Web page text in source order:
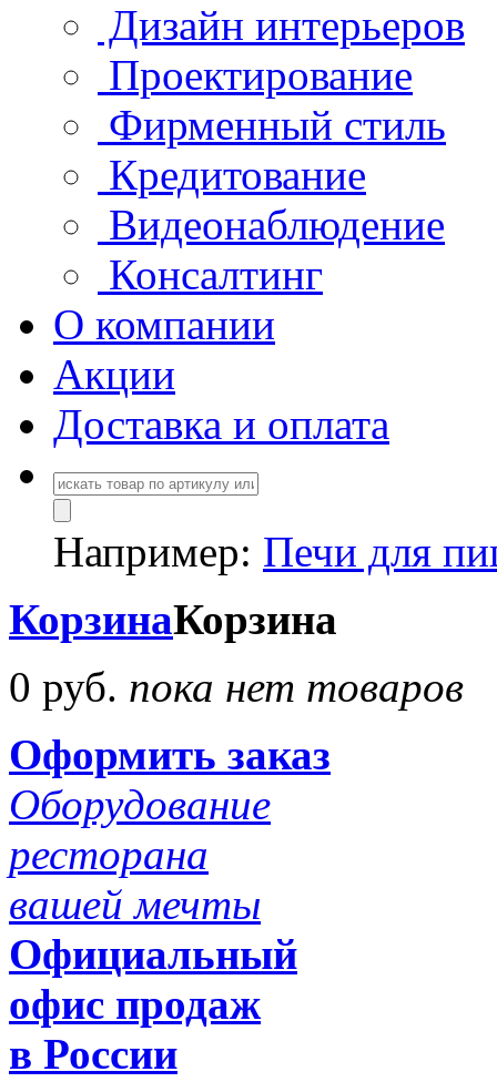
Дизайн интерьеров
Проектирование
Фирменный стиль
Кредитование
Видеонаблюдение
Консалтинг
О компании
Акции
Доставка и оплата
Например: Печи для
КорзинаКорзина
0 руб. пока нет товаров
Оформить заказ
Оборудование
ресторана
вашей мечты
Официальный
офис продаж
в России